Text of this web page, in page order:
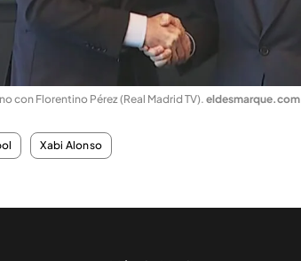
con Florentino Pérez (Real Madrid TV). eldesmarque.com
Xabi Alonso